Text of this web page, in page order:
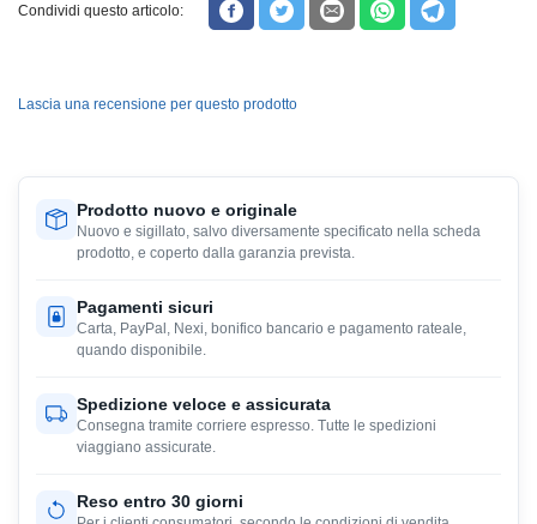
Condividi questo articolo:
Lascia una recensione per questo prodotto
Prodotto nuovo e originale
Nuovo e sigillato, salvo diversamente specificato nella scheda
prodotto, e coperto dalla garanzia prevista.
Pagamenti sicuri
Carta, PayPal, Nexi, bonifico bancario e pagamento rateale,
quando disponibile.
Spedizione veloce e assicurata
Consegna tramite corriere espresso. Tutte le spedizioni
viaggiano assicurate.
Reso entro 30 giorni